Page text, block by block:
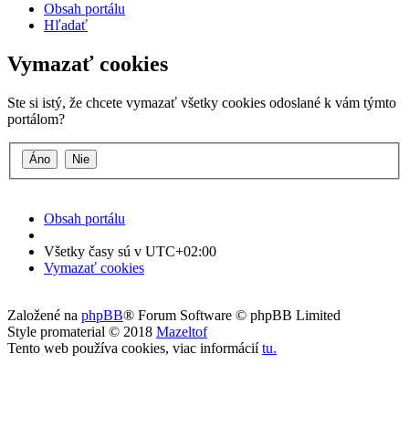
Obsah portálu
Hľadať
Vymazať cookies
Ste si istý, že chcete vymazať všetky cookies odoslané k vám týmto
portálom?
Obsah portálu
Všetky časy sú v UTC+02:00
Vymazať cookies
Založené na phpBB® Forum Software © phpBB Limited
Style promaterial © 2018 Mazeltof
Tento web používa cookies, viac informáciítu.